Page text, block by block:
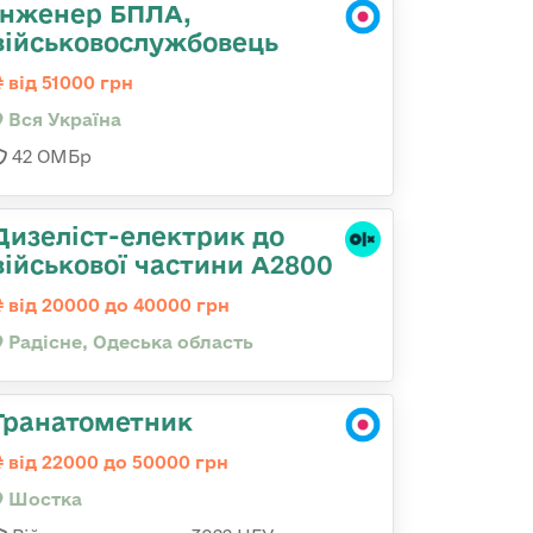
БПЛА,
від 51000 грн
Вся Україна
42 ОМБр
електрик до
частини А2800
від 20000 до 40000 грн
Радісне, Одеська область
від 22000 до 50000 грн
Шостка